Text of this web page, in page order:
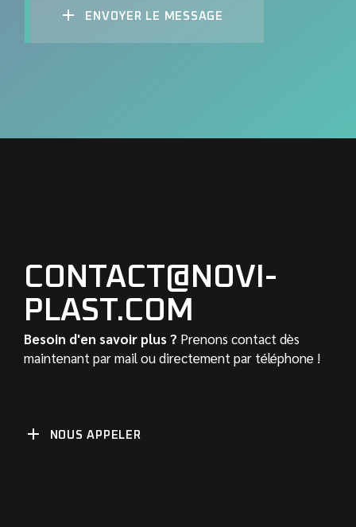
ENVOYER LE MESSAGE
CONTACT@NOVI-
PLAST.COM
Besoin d'en savoir plus ? Prenons contact dès
maintenant par mail ou directement par téléphone !
NOUS APPELER